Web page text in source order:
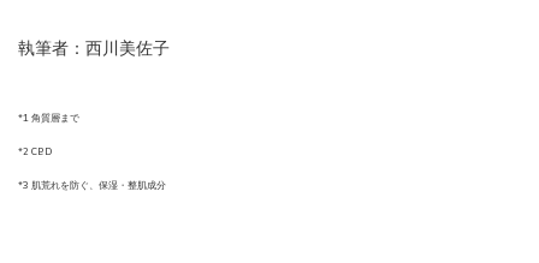
執筆者：西川美佐子
*1 角質層まで
*2 CBD
*3 肌荒れを防ぐ、保湿・整肌成分